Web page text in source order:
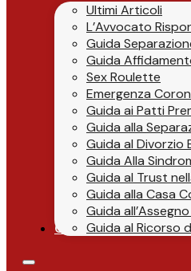
Ultimi Articoli
L’Avvocato
Guida
Guida
Sex Roulette
Emergenza
Guida ai Patti
Guida alla
Guida al Divorzio
Guida Alla
Guida al Trust
Guida alla Casa
Guida
Guida al Ricorso
Contatti